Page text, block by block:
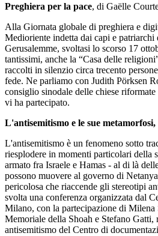
Preghiera per la pace, di Gaëlle
Alla Giornata globale di preghiera e
Medioriente indetta dai capi e patriarchi
Gerusalemme, svoltasi lo scorso 17
tantissimi, anche la “Casa delle
raccolti in silenzio circa trecento
fede. Ne parliamo con Judith Pörksen
consiglio sinodale delle chiese
vi ha partecipato.
L'antisemitismo e le sue metamorfosi,
L'antisemitismo è un fenomeno sotto
riesplodere in momenti particolari della
armato fra Israele e Hamas - al di là
possono muovere al governo di
pericolosa che riaccende gli stereotipi
svolta una conferenza organizzata dal
Milano, con la partecipazione di Milena
Memoriale della Shoah e Stefano Gatti,
antisemitismo del Centro di